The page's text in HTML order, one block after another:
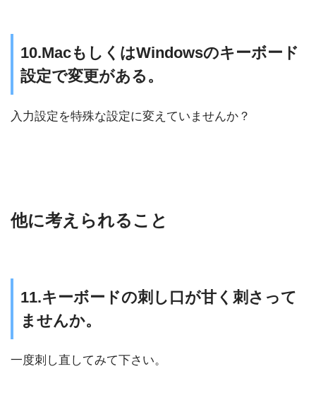
10.MacもしくはWindowsのキーボード
設定で変更がある。
入力設定を特殊な設定に変えていませんか？
他に考えられること
11.キーボードの刺し口が甘く刺さって
ませんか。
一度刺し直してみて下さい。